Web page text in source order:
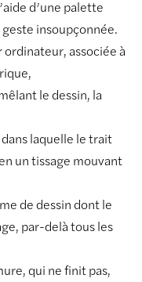
d’une palette
insoupçonnée.
associée à
le dessin, la
laquelle le trait
un tissage mouvant
de dessin dont le
par-delà tous les
qui ne finit pas,